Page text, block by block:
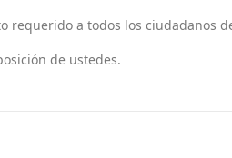
requerido a todos los
de ustedes.